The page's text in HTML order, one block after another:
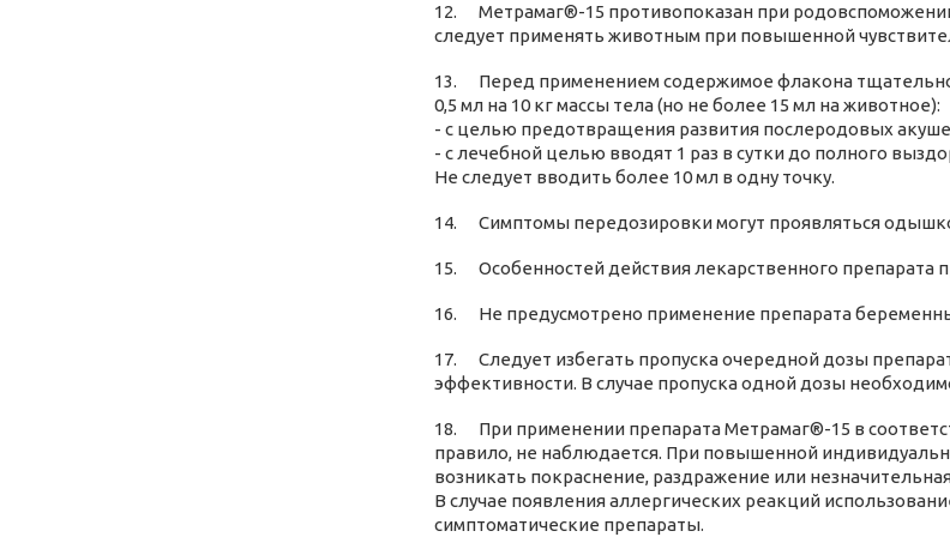
12. Метрамаг®-15 противопоказан при родовспоможении
следует применять животным при повышенной
13. Перед применением содержимое флакона
0,5 мл на 10 кг массы тела (но не более 15 мл на животное):
- с целью предотвращения развития послеродовых
- с лечебной целью вводят 1 раз в сутки до полного
Не следует вводить более 10 мл в одну точку.
14. Симптомы передозировки могут проявляться
15. Особенностей действия лекарственного препарата
16. Не предусмотрено применение препарата
17. Следует избегать пропуска очередной дозы
эффективности. В случае пропуска одной дозы
18. При применении препарата Метрамаг®-15 в
правило, не наблюдается. При повышенной
возникать покраснение, раздражение или
В случае появления аллергических реакций
симптоматические препараты.